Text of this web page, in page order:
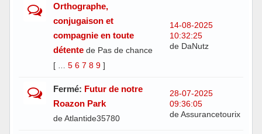
Orthographe,
conjugaison et
compagnie en toute
détente de Pas de chance
[
5 6 7 8 9]
14-08-2025
10:32:25
de DaNutz
Fermé: Futur de notre
Roazon Park
de Atlantide35780
28-07-2025
09:36:05
de Assurancetourix